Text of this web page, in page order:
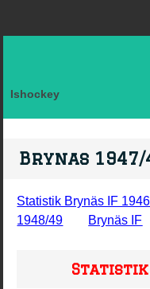
BRYNÄS SPELARSTATISTIK
Ishockey
Brynas 1947/
Statistik Brynäs IF
1948/49
Brynäs IF
Statistik